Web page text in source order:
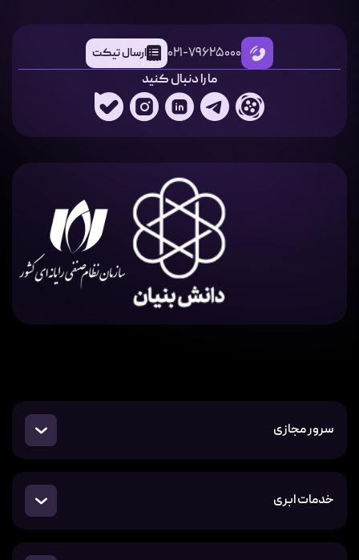
021-79625000 ارسال تیکت
ما را دنبال کنید
سرور مجازی
خدمات ابری